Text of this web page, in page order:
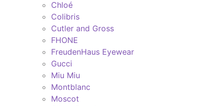
Chloé
Colibris
Cutler and Gross
FHONE
FreudenHaus Eyewear
Gucci
Miu Miu
Montblanc
Moscot